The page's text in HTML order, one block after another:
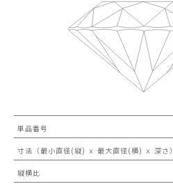
単品番号
寸法（最小直径(縦) ｘ 最大直径(横) ｘ 深さ）
縦横比